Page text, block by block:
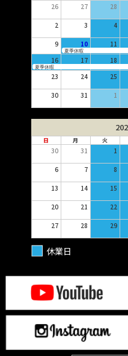
26 27 28
2 3 4
9 10 11
夏季休暇
16 17 18
夏季休暇
23 24 25
30 31 1
日 月 火
30 31 1
6 7 8
13 14 15
20 21 22
27 28 29
休業日